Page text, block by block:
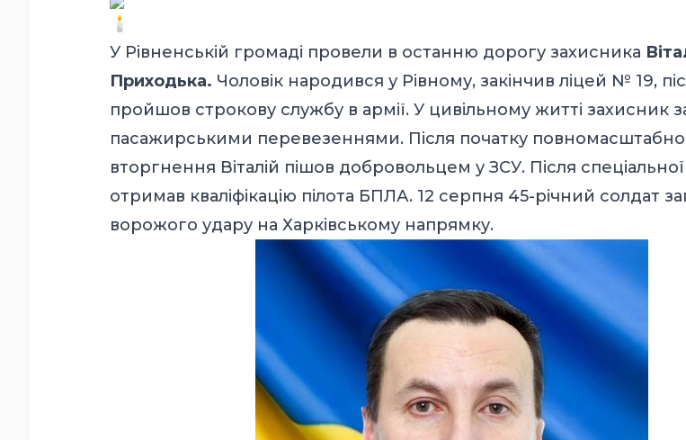
У Рівненській громаді провели в останню дорогу захисника
Приходька. Чоловік народився у Рівному, закінчив ліцей № 19,
пройшов строкову службу в армії. У цивільному житті захисник
пасажирськими перевезеннями. Після початку
вторгнення Віталій пішов добровольцем у ЗСУ. Після
отримав кваліфікацію пілота БПЛА. 12 серпня 45-річний солдат
ворожого удару на Харківському напрямку.